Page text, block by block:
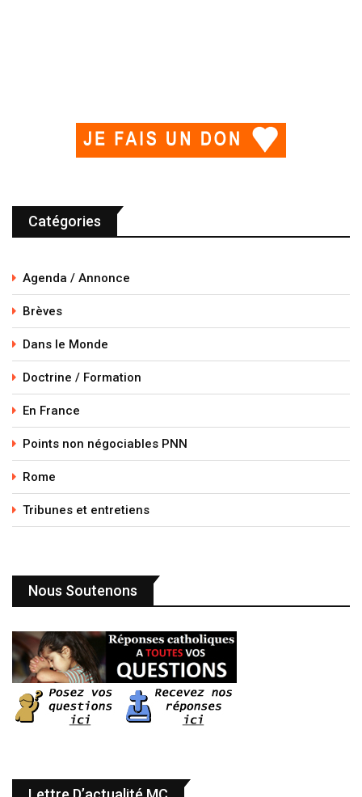
Catégories
Agenda / Annonce
Brèves
Dans le Monde
Doctrine / Formation
En France
Points non négociables PNN
Rome
Tribunes et entretiens
Nous Soutenons